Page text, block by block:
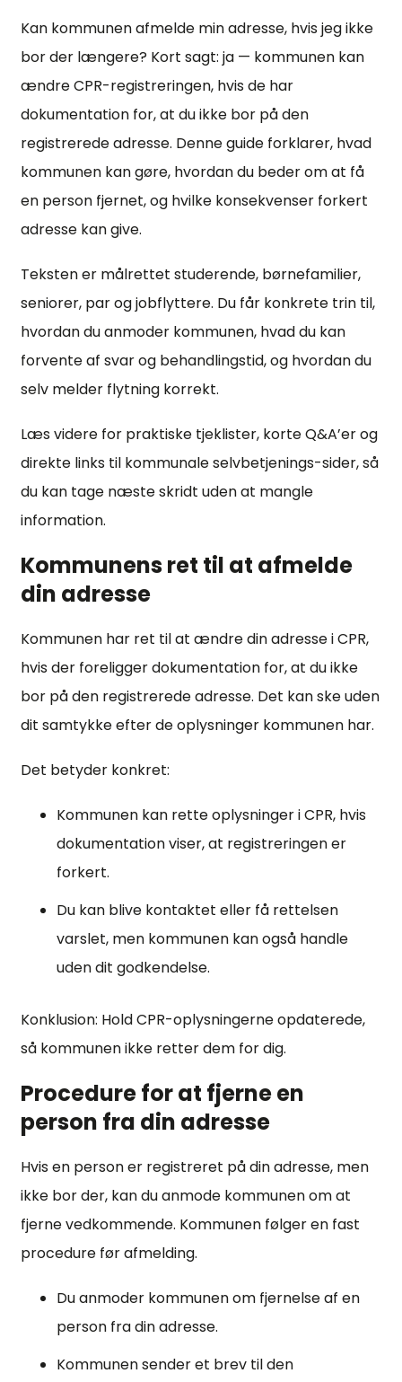
Kan kommunen afmelde min adresse, hvis jeg ikke
bor der længere? Kort sagt: ja — kommunen kan
ændre CPR-registreringen, hvis de har
dokumentation for, at du ikke bor på den
registrerede adresse. Denne guide forklarer, hvad
kommunen kan gøre, hvordan du beder om at få
en person fjernet, og hvilke konsekvenser forkert
adresse kan give.
Teksten er målrettet studerende, børnefamilier,
seniorer, par og jobflyttere. Du får konkrete trin til,
hvordan du anmoder kommunen, hvad du kan
forvente af svar og behandlingstid, og hvordan du
selv melder flytning korrekt.
Læs videre for praktiske tjeklister, korte Q&A’er og
direkte links til kommunale selvbetjenings-sider, så
du kan tage næste skridt uden at mangle
information.
Kommunens ret til at afmelde
din adresse
Kommunen har ret til at ændre din adresse i CPR,
hvis der foreligger dokumentation for, at du ikke
bor på den registrerede adresse. Det kan ske uden
dit samtykke efter de oplysninger kommunen har.
Det betyder konkret:
Kommunen kan rette oplysninger i CPR, hvis
dokumentation viser, at registreringen er
forkert.
Du kan blive kontaktet eller få rettelsen
varslet, men kommunen kan også handle
uden dit godkendelse.
Konklusion: Hold CPR-oplysningerne opdaterede,
så kommunen ikke retter dem for dig.
Procedure for at fjerne en
person fra din adresse
Hvis en person er registreret på din adresse, men
ikke bor der, kan du anmode kommunen om at
fjerne vedkommende. Kommunen følger en fast
procedure før afmelding.
Du anmoder kommunen om fjernelse af en
person fra din adresse.
Kommunen sender et brev til den